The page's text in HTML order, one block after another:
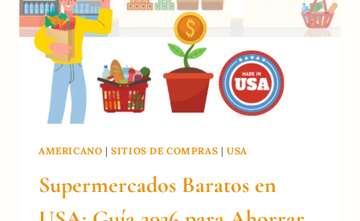
EXPERTOS
2026
AMERICANO |SITIOS DE COMPRAS |USA
Supermercados Baratos en